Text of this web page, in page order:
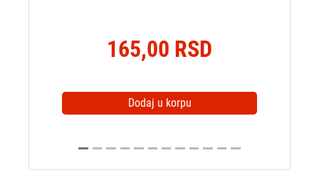
165,00 RSD
Dodaj u korpu